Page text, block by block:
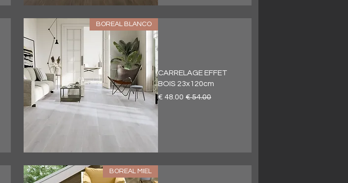
العرض السريع
العرض السريع
BOREAL BLANCO
CARRELAGE EFFET
BOIS 23x120cm
سعر عاديسعر البيع
BOREAL MIEL